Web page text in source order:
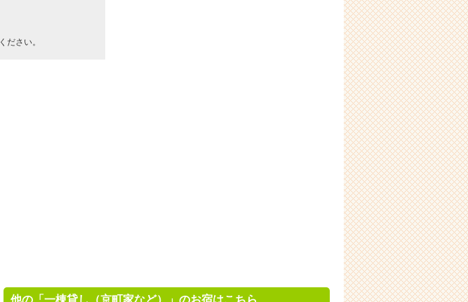
ください。
他の「一棟貸し（京町家など）」のお宿はこちら